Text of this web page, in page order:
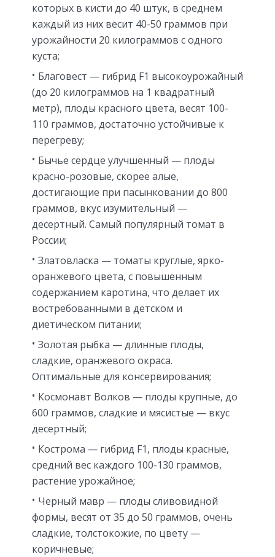
которых в кисти до 40 штук, в среднем
каждый из них весит 40-50 граммов при
урожайности 20 килограммов с одного
куста;
Благовест — гибрид F1 высокоурожайный
(до 20 килограммов на 1 квадратный
метр), плоды красного цвета, весят 100-
110 граммов, достаточно устойчивые к
перегреву;
Бычье сердце улучшенный — плоды
красно-розовые, скорее алые,
достигающие при пасынковании до 800
граммов, вкус изумительный —
десертный. Самый популярный томат в
России;
Златовласка — томаты круглые, ярко-
оранжевого цвета, с повышенным
содержанием каротина, что делает их
востребованными в детском и
диетическом питании;
Золотая рыбка — длинные плоды,
сладкие, оранжевого окраса.
Оптимальные для консервирования;
Космонавт Волков — плоды крупные, до
600 граммов, сладкие и мясистые — вкус
десертный;
Кострома — гибрид F1, плоды красные,
средний вес каждого 100-130 граммов,
растение урожайное;
Черный мавр — плоды сливовидной
формы, весят от 35 до 50 граммов, очень
сладкие, толстокожие, по цвету —
коричневые;